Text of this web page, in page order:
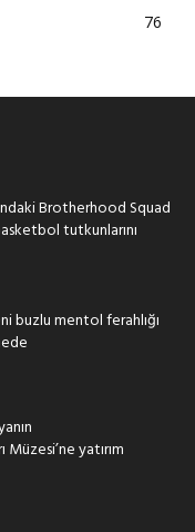
76
Brotherhood Squad
tutkunlarını
buzlu mentol ferahlığı
yatırım